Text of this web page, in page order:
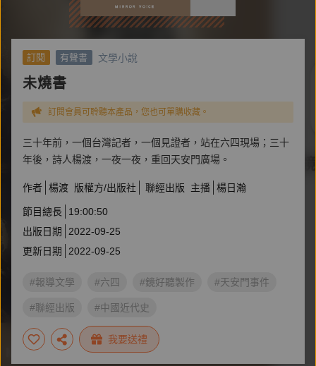
訂閱 有聲書 文學小說
未燒書
訂閱會員可聆聽本產品，您也可單購收藏。
三十年前，一個台灣記者，一個見證者，站在六四現場；三十
年後，詩人楊渡，一夜一夜，重回天安門廣場。
作者 楊渡 版權方/出版社 聯經出版 主播 楊日瀚
節目總長
19:00:50
出版日期
2022-09-25
更新日期
2022-09-25
#報導文學 #六四 #鏡好聽製作 #天安門事件
#聯經出版 #中國近代史
我要送禮